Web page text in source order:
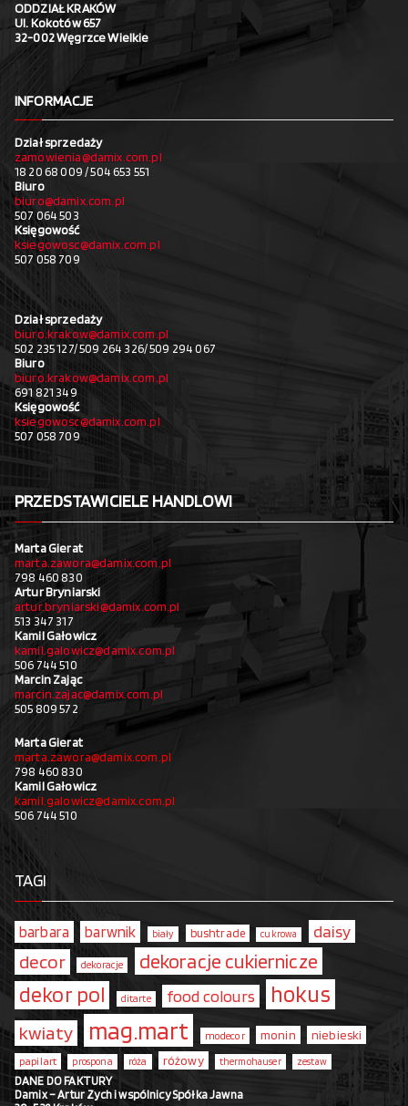
ODDZIAŁ KRAKÓW
Ul. Kokotów 657
32-002 Węgrzce Wielkie
INFORMACJE
Dział sprzedaży
zamowienia@damix.com.pl
18 20 68 009 / 504 653 551
Biuro
biuro@damix.com.pl
507 064 503
Księgowość
ksiegowosc@damix.com.pl
507 058 709
Dział sprzedaży
biuro.krakow@damix.com.pl
502 235 127/ 509 264 326/ 509 294 067
Biuro
biuro.krakow@damix.com.pl
691 821 349
Księgowość
ksiegowosc@damix.com.pl
507 058 709
PRZEDSTAWICIELE HANDLOWI
Marta Gierat
marta.zawora@damix.com.pl
798 460 830
Artur Bryniarski
artur.bryniarski@damix.com.pl
513 347 317
Kamil Gałowicz
kamil.galowicz@damix.com.pl
506 744 510
Marcin Zając
marcin.zajac@damix.com.pl
505 809 572
Marta Gierat
marta.zawora@damix.com.pl
798 460 830
Kamil Gałowicz
kamil.galowicz@damix.com.pl
506 744 510
TAGI
barbara barwnik biały bushtrade cukrowa daisy
decor dekoracje dekoracje cukiernicze
dekor pol ditarte food colours hokus
kwiaty mag.mart modecor monin niebieski
papilart prospona róża różowy thermohauser zestaw
DANE DO FAKTURY
Damix – Artur Zych i wspólnicy Spółka Jawna